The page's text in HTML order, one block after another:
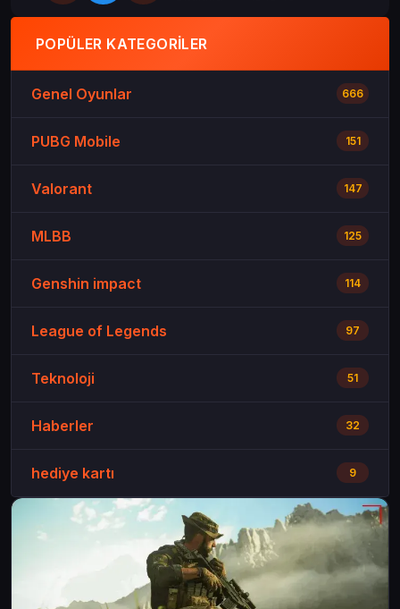
POPÜLER KATEGORILER
Genel Oyunlar 666
PUBG Mobile 151
Valorant 147
MLBB 125
Genshin impact 114
League of Legends 97
Teknoloji 51
Haberler 32
hediye kartı 9